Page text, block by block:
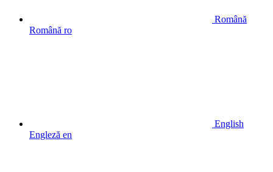
Română
Română ro
English
Engleză en